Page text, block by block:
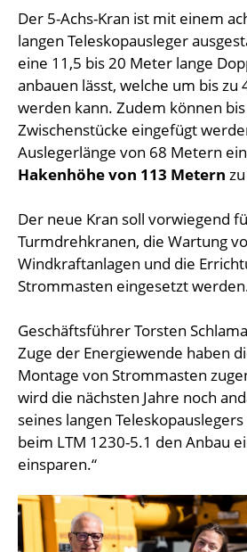
Der 5-Achs-Kran ist mit einem
langen Teleskopausleger
eine 11,5 bis 20 Meter lange
anbauen lässt, welche um bis zu
werden kann. Zudem können
Zwischenstücke eingefügt
Auslegerlänge von 68 Metern
Hakenhöhe von 113 Metern
Der neue Kran soll vorwiegend
Turmdrehkranen, die Wartung
Windkraftanlagen und die
Strommasten eingesetzt
Geschäftsführer Torsten
Zuge der Energiewende haben
Montage von Strommasten
wird die nächsten Jahre noch
seines langen
beim LTM 1230-5.1 den Anbau
einsparen.“